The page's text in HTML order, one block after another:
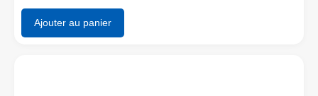
Ajouter au panier